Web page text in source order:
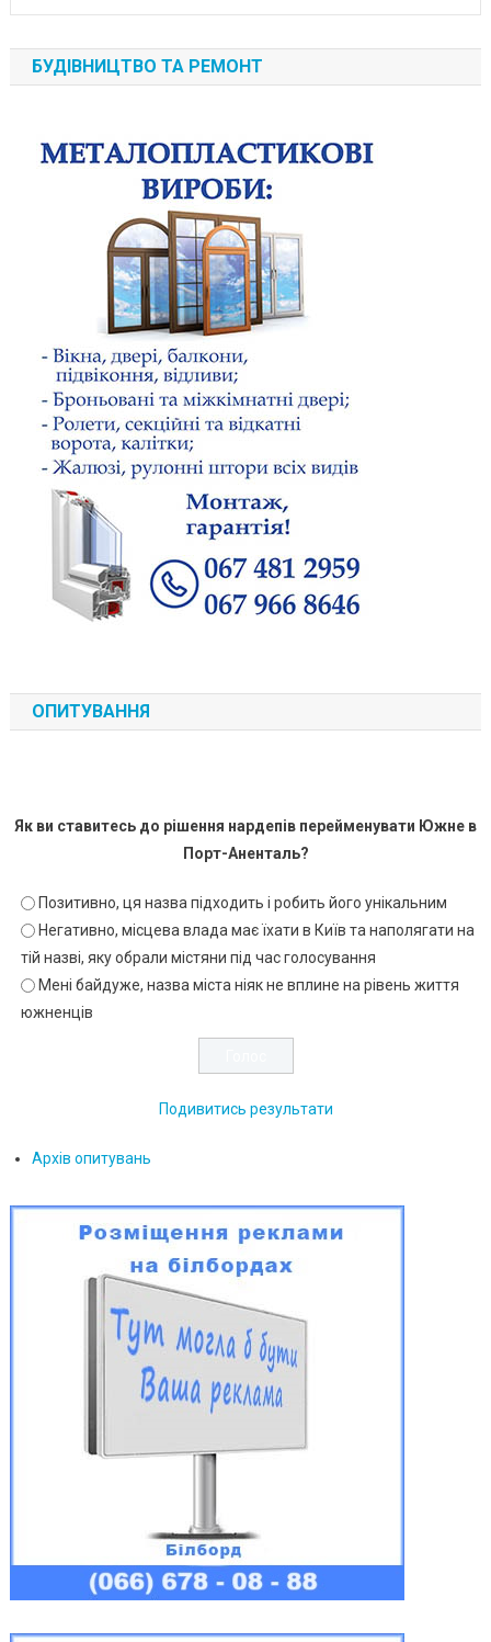
БУДІВНИЦТВО ТА РЕМОНТ
ОПИТУВАННЯ
Як ви ставитесь до рішення нардепів перейменувати Южне в
Порт-Аненталь?
Позитивно, ця назва підходить і робить його унікальним
Негативно, місцева влада має їхати в Київ та наполягати на
тій назві, яку обрали містяни під час голосування
Мені байдуже, назва міста ніяк не вплине на рівень життя
южненців
Подивитись результати
Архів опитувань